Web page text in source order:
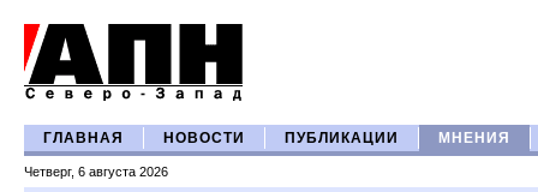
ГЛАВНАЯ НОВОСТИ ПУБЛИКАЦИИ МНЕНИЯ
Четверг, 6 августа 2026